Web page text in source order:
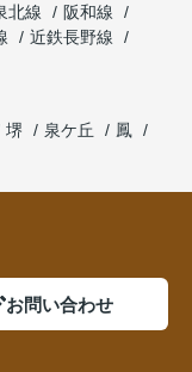
北線
阪和線
近鉄長野線
堺 泉ケ丘
鳳
お問い合わせ